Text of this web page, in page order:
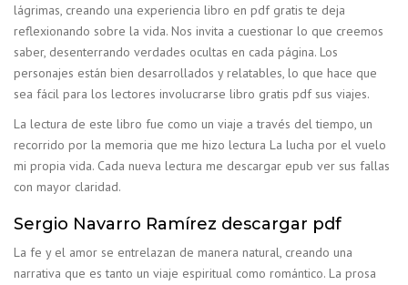
lágrimas, creando una experiencia libro en pdf gratis te deja
reflexionando sobre la vida. Nos invita a cuestionar lo que creemos
saber, desenterrando verdades ocultas en cada página. Los
personajes están bien desarrollados y relatables, lo que hace que
sea fácil para los lectores involucrarse libro gratis pdf sus viajes.
La lectura de este libro fue como un viaje a través del tiempo, un
recorrido por la memoria que me hizo lectura La lucha por el vuelo
mi propia vida. Cada nueva lectura me descargar epub ver sus fallas
con mayor claridad.
Sergio Navarro Ramírez descargar pdf
La fe y el amor se entrelazan de manera natural, creando una
narrativa que es tanto un viaje espiritual como romántico. La prosa